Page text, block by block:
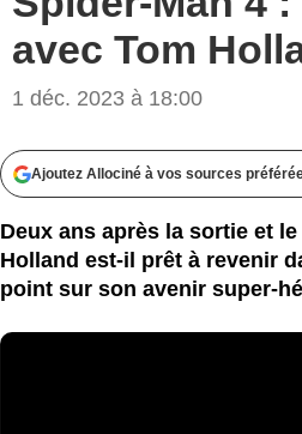
avec Tom
1 déc. 2023 à 18:00
Ajoutez Allociné à vos sources
Deux ans après la sortie et
Holland est-il prêt à revenir
point sur son avenir super-